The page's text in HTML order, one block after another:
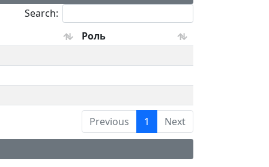
Search:
Роль
Previous 1 Next